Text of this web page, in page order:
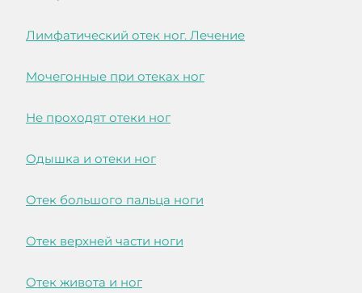
Лимфатический отек ног. Лечение
Мочегонные при отеках ног
Не проходят отеки ног
Одышка и отеки ног
Отек большого пальца ноги
Отек верхней части ноги
Отек живота и ног